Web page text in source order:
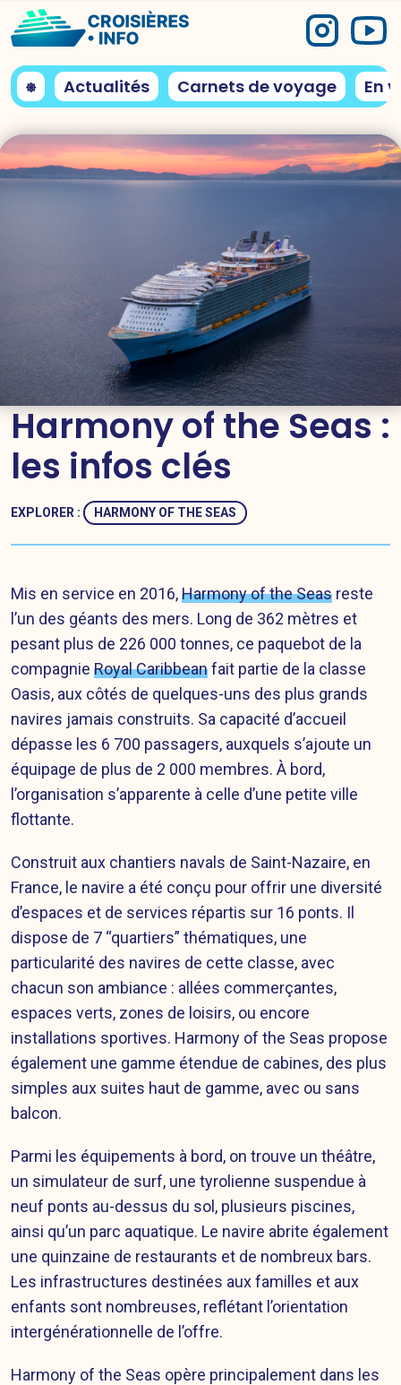
⎈ Actualités Carnets de voyage En
Harmony of the Seas :
les infos clés
EXPLORER : HARMONY OF THE SEAS
Mis en service en 2016,Harmony of the Seas reste
l’un des géants des mers. Long de 362 mètres et
pesant plus de 226 000 tonnes, ce paquebot de la
compagnie Royal Caribbeanfait partie de la classe
Oasis, aux côtés de quelques-uns des plus grands
navires jamais construits. Sa capacité d’accueil
dépasse les 6 700 passagers, auxquels s’ajoute un
équipage de plus de 2 000 membres. À bord,
l’organisation s’apparente à celle d’une petite ville
flottante.
Construit aux chantiers navals de Saint-Nazaire, en
France, le navire a été conçu pour offrir une diversité
d’espaces et de services répartis sur 16 ponts. Il
dispose de 7 “quartiers” thématiques, une
particularité des navires de cette classe, avec
chacun son ambiance : allées commerçantes,
espaces verts, zones de loisirs, ou encore
installations sportives. Harmony of the Seas propose
également une gamme étendue de cabines, des plus
simples aux suites haut de gamme, avec ou sans
balcon.
Parmi les équipements à bord, on trouve un théâtre,
un simulateur de surf, une tyrolienne suspendue à
neuf ponts au-dessus du sol, plusieurs piscines,
ainsi qu’un parc aquatique. Le navire abrite également
une quinzaine de restaurants et de nombreux bars.
Les infrastructures destinées aux familles et aux
enfants sont nombreuses, reflétant l’orientation
intergénérationnelle de l’offre.
Harmony of the Seas opère principalement dans les